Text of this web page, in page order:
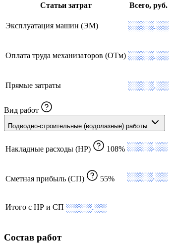
Статьи затрат Всего, руб.
Эксплуатация машин (ЭМ) ░░░░.░░
Оплата труда механизаторов (ОТм) ░░░░.░░
Прямые затраты ░░░░.░░
Вид работ
Подводно-строительные (водолазные) работы
Накладные расходы (НР) 108% ░░░░.░░
Сметная прибыль (СП) 55% ░░░░.░░
Итого с НР и СП ░░░░.░░
Состав работ